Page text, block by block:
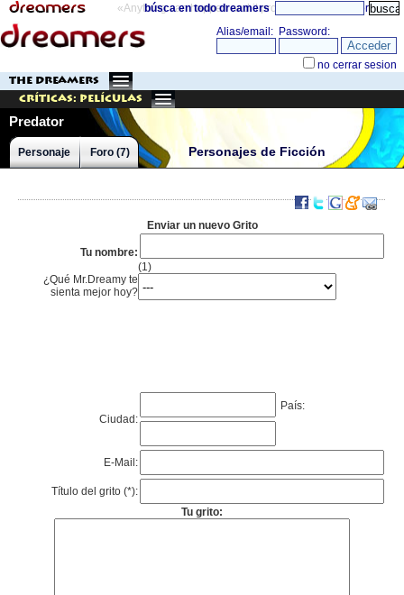
«Anything can happen and it probably will» directorio
búsca en todo dreamers
THE DREAMERS
Críticas: Películas
Predator
Personajes de Ficción
Personaje Foro (7)
Enviar un nuevo Grito
Tu nombre:
(1)
¿Qué Mr.Dreamy te
sienta mejor hoy?
Ciudad:
País:
E-Mail:
Título del grito (*):
Tu grito: